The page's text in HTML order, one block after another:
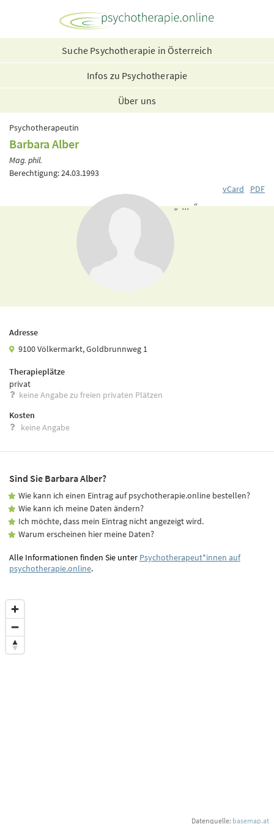
Suche Psychotherapie in Österreich
Infos zu Psychotherapie
Über uns
Psychotherapeutin
Barbara Alber
Mag. phil.
Berechtigung: 24.03.1993
vCard
PDF
„ ... “
Adresse
9100 Völkermarkt, Goldbrunnweg 1
Therapieplätze
privat
keine Angabe zu freien privaten Plätzen
Kosten
keine Angabe
Sind Sie Barbara Alber?
Wie kann ich einen Eintrag auf psychotherapie.online bestellen?
Wie kann ich meine Daten ändern?
Ich möchte, dass mein Eintrag nicht angezeigt wird.
Warum erscheinen hier meine Daten?
Alle Informationen finden Sie unter Psychotherapeut*innen auf
psychotherapie.online.
Datenquelle: basemap.at